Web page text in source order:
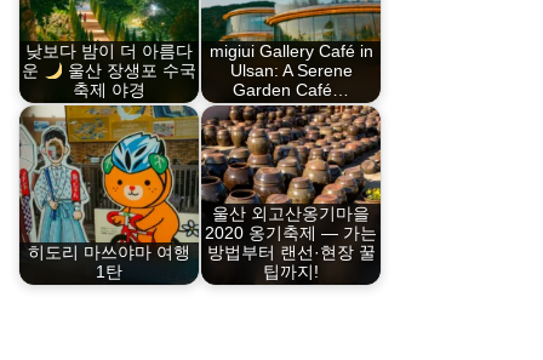
낮보다 밤이 더 아름다
운
울산 장생포 수국
축제 야경
migiui Gallery Café in
Ulsan: A Serene
Garden Café…
히도리 마쓰야마 여행
1탄
울산 외고산옹기마을
2020 옹기축제 — 가는
방법부터 랜선·현장 꿀
팁까지!